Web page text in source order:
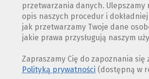
przetwarzania danych. Ulepszamy
opis naszych procedur i dokładniej
jak przetwarzamy Twoje dane
jakie prawa przysługują naszym
Zapraszamy Cię do zapoznania się
Polityką prywatności (dostępną w